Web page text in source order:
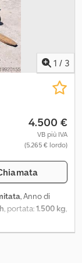
1 / 3
4.500 €
VB più IVA
(5.265 € lordo)
, Anno di
, portata:1.500 kg,
, altezza di
CV)